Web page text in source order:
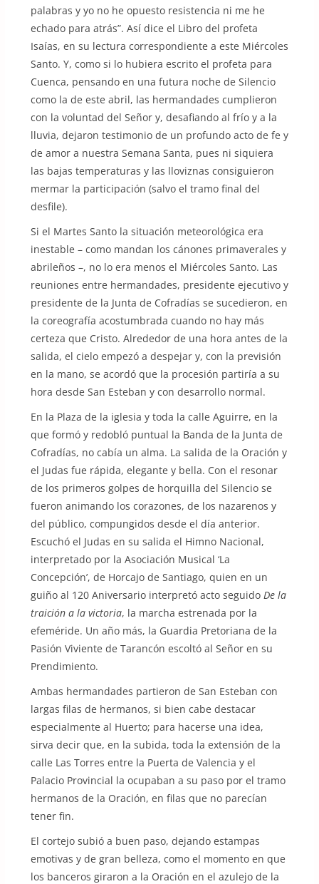
palabras y yo no he opuesto resistencia ni me he
echado para atrás”. Así dice el Libro del profeta
Isaías, en su lectura correspondiente a este Miércoles
Santo. Y, como si lo hubiera escrito el profeta para
Cuenca, pensando en una futura noche de Silencio
como la de este abril, las hermandades cumplieron
con la voluntad del Señor y, desafiando al frío y a la
lluvia, dejaron testimonio de un profundo acto de fe y
de amor a nuestra Semana Santa, pues ni siquiera
las bajas temperaturas y las lloviznas consiguieron
mermar la participación (salvo el tramo final del
desfile).
Si el Martes Santo la situación meteorológica era
inestable – como mandan los cánones primaverales y
abrileños –, no lo era menos el Miércoles Santo. Las
reuniones entre hermandades, presidente ejecutivo y
presidente de la Junta de Cofradías se sucedieron, en
la coreografía acostumbrada cuando no hay más
certeza que Cristo. Alrededor de una hora antes de la
salida, el cielo empezó a despejar y, con la previsión
en la mano, se acordó que la procesión partiría a su
hora desde San Esteban y con desarrollo normal.
En la Plaza de la iglesia y toda la calle Aguirre, en la
que formó y redobló puntual la Banda de la Junta de
Cofradías, no cabía un alma. La salida de la Oración y
el Judas fue rápida, elegante y bella. Con el resonar
de los primeros golpes de horquilla del Silencio se
fueron animando los corazones, de los nazarenos y
del público, compungidos desde el día anterior.
Escuchó el Judas en su salida el Himno Nacional,
interpretado por la Asociación Musical ‘La
Concepción’, de Horcajo de Santiago, quien en un
guiño al 120 Aniversario interpretó acto seguido De la
traición a la victoria, la marcha estrenada por la
efeméride. Un año más, la Guardia Pretoriana de la
Pasión Viviente de Tarancón escoltó al Señor en su
Prendimiento.
Ambas hermandades partieron de San Esteban con
largas filas de hermanos, si bien cabe destacar
especialmente al Huerto; para hacerse una idea,
sirva decir que, en la subida, toda la extensión de la
calle Las Torres entre la Puerta de Valencia y el
Palacio Provincial la ocupaban a su paso por el tramo
hermanos de la Oración, en filas que no parecían
tener fin.
El cortejo subió a buen paso, dejando estampas
emotivas y de gran belleza, como el momento en que
los banceros giraron a la Oración en el azulejo de la